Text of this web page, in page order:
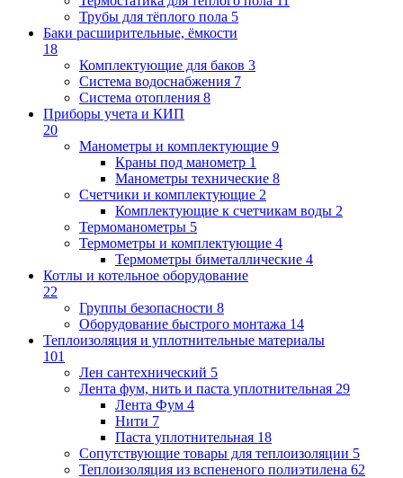
Трубы для тёплого пола 5
Баки расширительные, ёмкости
18
Комплектующие для баков 3
Система водоснабжения 7
Система отопления 8
Приборы учета и КИП
20
Манометры и комплектующие 9
Краны под манометр 1
Манометры технические 8
Счетчики и комплектующие 2
Комплектующие к счетчикам воды 2
Термоманометры 5
Термометры и комплектующие 4
Термометры биметаллические 4
Котлы и котельное оборудование
22
Группы безопасности 8
Оборудование быстрого монтажа 14
Теплоизоляция и уплотнительные материалы
101
Лен сантехнический 5
Лента фум, нить и паста уплотнительная 29
Лента Фум 4
Нити 7
Паста уплотнительная 18
Сопутствующие товары для теплоизоляции 5
Теплоизоляция из вспененого полиэтилена 62